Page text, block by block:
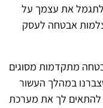
לתגמל את עצמך על
אבטחה לעסק
מתקדמות מסוגים
במהלך העשור
להתאים לך את מערכת